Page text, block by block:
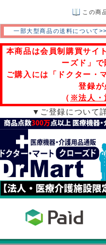
この商
一部大型商品の送料について>>
本商品は会員制購買サイ
ーズド」で
ご購入には「ドクター・
登録が
（ ※法人・
▼ご登録について